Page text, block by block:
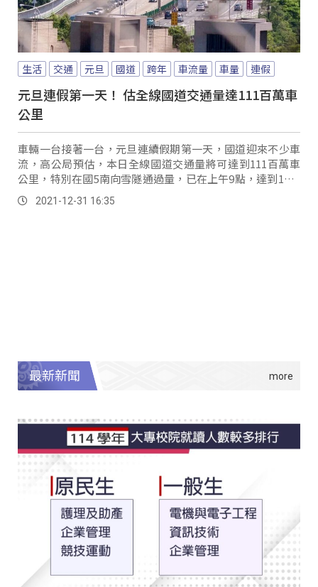
生活 交通 元旦 國道 跨年 車流量 車量 連假
元旦連假第一天！ 估全線國道交通量達111百萬車
公里
車輛一台接著一台，元旦連續假期第一天，國道迎來不少車
流，高公局預估，本日全線國道交通量將可達到111百萬車
公里，特別在國5南向雪隧通過量，已在上午9點，達到1萬6
千輛次，相較去年同期增加5%。
2021-12-31 16:35
最新新聞